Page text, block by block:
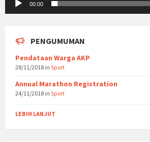
00:00
PENGUMUMAN
Pendataan Warga AKP
28/11/2018 in Sport
Annual Marathon Registration
24/11/2018 in Sport
LEBIH LANJUT